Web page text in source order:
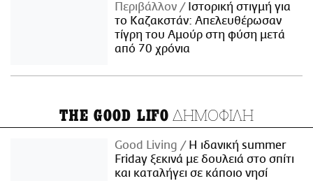
Περιβάλλον
Ιστορική στιγμή για
το Καζακστάν: Απελευθέρωσαν
τίγρη του Αμούρ στη φύση μετά
από 70 χρόνια
THE GOOD LIFO ΔΗΜΟΦΙΛΗ
Good Living
Η ιδανική summer
Friday ξεκινά με δουλειά στο σπίτι
και καταλήγει σε κάποιο νησί